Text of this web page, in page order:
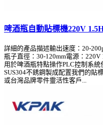
啤酒瓶自動貼標機220V
詳細的產品描述輸出速度：20-
瓶子直徑：30-120mm電源：
用於啤酒瓶特點操作PLC控制系
SUS304不銹鋼製成配置我們的貼
或台灣品牌零件靈活性客戶...